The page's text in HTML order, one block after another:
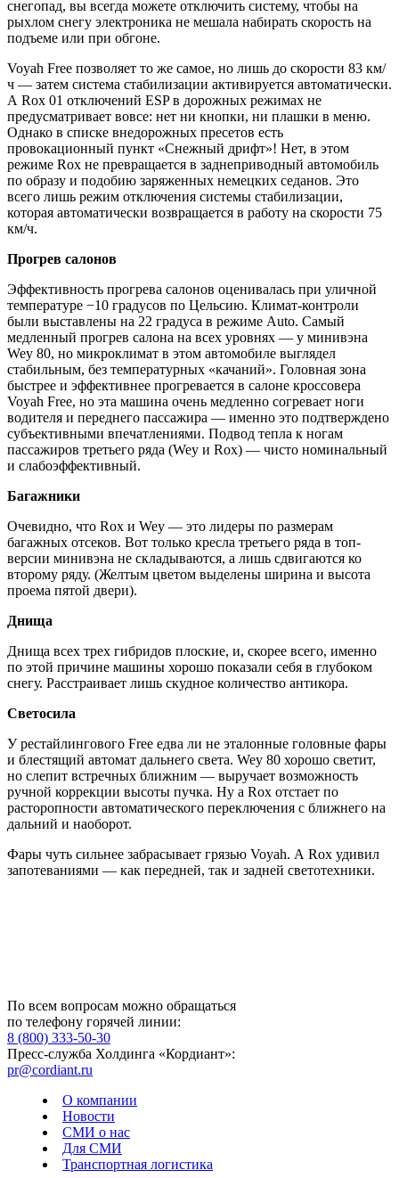
снегопад, вы всегда можете отключить систему, чтобы на
рыхлом снегу электроника не мешала набирать скорость на
подъеме или при обгоне.
Voyah Free позволяет то же самое, но лишь до скорости 83 км/
ч — затем система стабилизации активируется автоматически.
А Rox 01 отключений ESP в дорожных режимах не
предусматривает вовсе: нет ни кнопки, ни плашки в меню.
Однако в списке внедорожных пресетов есть
провокационный пункт «Снежный дрифт»! Нет, в этом
режиме Rox не превращается в заднеприводный автомобиль
по образу и подобию заряженных немецких седанов. Это
всего лишь режим отключения системы стабилизации,
которая автоматически возвращается в работу на скорости 75
км/ч.
Прогрев салонов
Эффективность прогрева салонов оценивалась при уличной
температуре −10 градусов по Цельсию. Климат-контроли
были выставлены на 22 градуса в режиме Auto. Самый
медленный прогрев салона на всех уровнях — у минивэна
Wey 80, но микроклимат в этом автомобиле выглядел
стабильным, без температурных «качаний». Головная зона
быстрее и эффективнее прогревается в салоне кроссовера
Voyah Free, но эта машина очень медленно согревает ноги
водителя и переднего пассажира — ­именно это подтверждено
субъективными впечатлениями. Подвод тепла к ногам
пассажиров третьего ряда (Wey и Rox) — чисто номинальный
и слабоэффективный.
Багажники
Очевидно, что Rox и Wey — это лидеры по размерам
багажных отсеков. Вот только кресла третьего ряда в топ-
версии минивэна не складываются, а лишь сдвигаются ко
второму ряду. (Желтым цветом выделены ширина и высота
проема пятой двери).
Днища
Днища всех трех гибридов плоские, и, скорее всего, именно
по этой причине машины хорошо показали себя в глубоком
снегу. Расстраивает лишь скудное количество антикора.
Светосила
У рестайлингового Free едва ли не эталонные головные фары
и блестящий автомат дальнего света. Wey 80 хорошо светит,
но слепит встречных ближним — выручает возможность
ручной коррекции высоты пучка. Ну а Rox отстает по
расторопности автоматического переключения с ближнего на
дальний и наоборот.
Фары чуть сильнее забрасывает грязью Voyah. А Rox удивил
запотеваниями — как передней, так и задней светотехники.
По всем вопросам можно обращаться
по телефону горячей линии:
8 (800) 333-50-30
Пресс-служба Холдинга «Кордиант»:
pr@cordiant.ru
О компании
Новости
СМИ о нас
Для СМИ
Транспортная логистика